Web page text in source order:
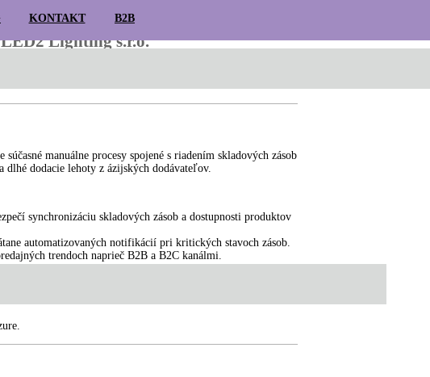
KONTAKT B2B
Lighting s.r.o.
manuálne procesy spojené s riadením skladových zásob
dodacie lehoty z ázijských dodávateľov.
synchronizáciu skladových zásob a dostupnosti produktov
automatizovaných notifikácií pri kritických stavoch zásob.
trendoch naprieč B2B a B2C kanálmi.